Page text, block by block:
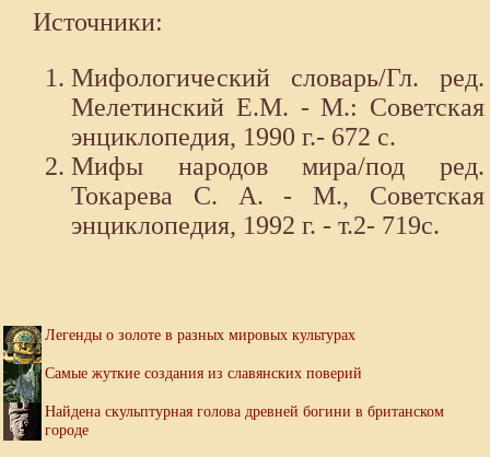
Источники:
Мифологический словарь/Гл. ред.
Мелетинский Е.М. - М.: Советская
энциклопедия, 1990 г.- 672 с.
Мифы народов мира/под ред.
Токарева С. А. - М., Советская
энциклопедия, 1992 г. - т.2- 719с.
Легенды о золоте в разных мировых культурах
Самые жуткие создания из славянских поверий
Найдена скульптурная голова древней богини в британском
городе